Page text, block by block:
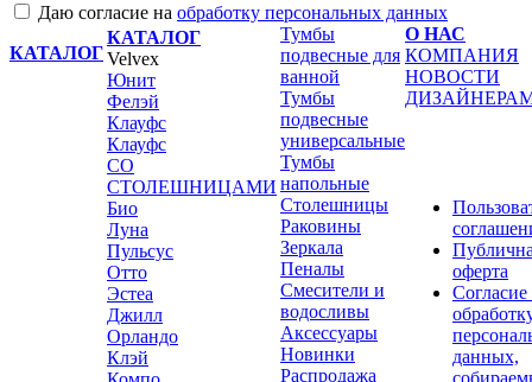
Даю согласие на обработку персональных данных
КАТАЛОГ
КАТАЛОГ
Velvex
Юнит
Фелэй
Клауфс
Клауфс
СО
СТОЛЕШНИЦАМИ
Био
Луна
Пульсус
Отто
Эстеа
Джилл
Орландо
Клэй
Тумбы
подвесные для
ванной
Тумбы
подвесные
универсальные
Тумбы
напольные
Столешницы
Раковины
Зеркала
Пеналы
Смесители и
водосливы
Аксессуары
Новинки
Распродажа
О НАС
КОМПАНИЯ
НОВОСТИ
оферта
Согласие
данных,